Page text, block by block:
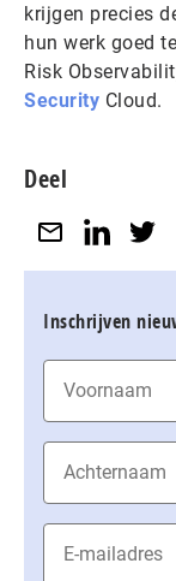
krijgen precies
hun werk goed
Risk
Security Cloud.
Deel
Inschrijven